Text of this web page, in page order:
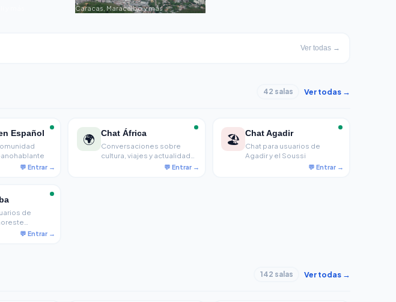
Caracas, Maracaibo y más
Ver todas →
42 salas Ver todas →
Español
🌍
Chat África
Conversaciones sobre
cultura, viajes y actualidad
de África, desde el Magreb
🏖️
Chat Agadir
Chat para usuarios de
Agadir y el Soussi
de
142 salas Ver todas →